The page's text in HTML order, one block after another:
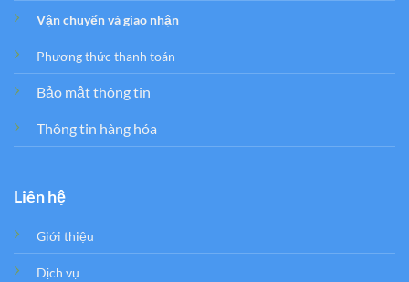
Vận chuyển và giao nhận
Phương thức thanh toán
Bảo mật thông tin
Thông tin hàng hóa
Liên hệ
Giới thiệu
Dịch vụ